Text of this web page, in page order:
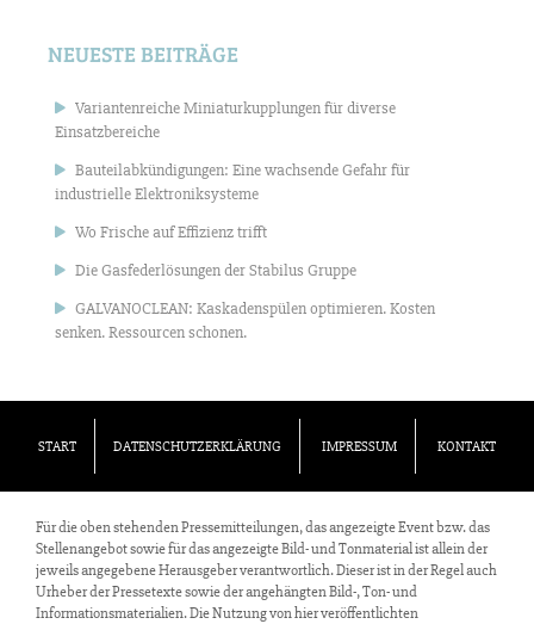
NEUESTE BEITRÄGE
Variantenreiche Miniaturkupplungen für diverse
Einsatzbereiche
Bauteilabkündigungen: Eine wachsende Gefahr für
industrielle Elektroniksysteme
Wo Frische auf Effizienz trifft
Die Gasfederlösungen der Stabilus Gruppe
GALVANOCLEAN: Kaskadenspülen optimieren. Kosten
senken. Ressourcen schonen.
START DATENSCHUTZERKLÄRUNG IMPRESSUM KONTAKT
Für die oben stehenden Pressemitteilungen, das angezeigte Event bzw. das
Stellenangebot sowie für das angezeigte Bild- und Tonmaterial ist allein der
jeweils angegebene Herausgeber verantwortlich. Dieser ist in der Regel auch
Urheber der Pressetexte sowie der angehängten Bild-, Ton- und
Informationsmaterialien. Die Nutzung von hier veröffentlichten